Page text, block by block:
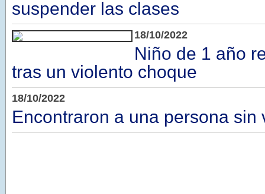
suspender las clases
18/10/2022
Niño de 1 año
tras un violento choque
18/10/2022
Encontraron a una persona sin